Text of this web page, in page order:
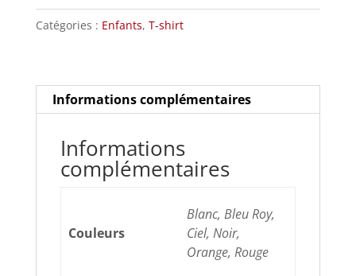
201541elshut
Catégories : Enfants, T-shirt
Informations complémentaires
Informations
complémentaires
Couleurs
Blanc, Bleu Roy,
Ciel, Noir,
Orange, Rouge